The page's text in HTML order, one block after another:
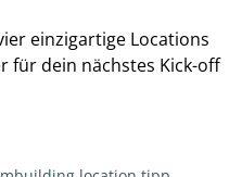
einzigartige Locations
für dein nächstes Kick-off